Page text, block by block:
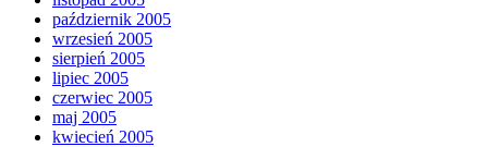
październik 2005
wrzesień 2005
sierpień 2005
lipiec 2005
czerwiec 2005
maj 2005
kwiecień 2005